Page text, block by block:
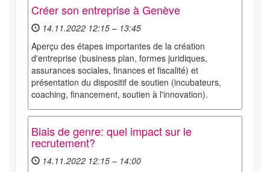
Créer son entreprise à Genève
14.11.2022 12:15 – 13:45
Aperçu des étapes importantes de la création
d'entreprise (business plan, formes juridiques,
assurances sociales, finances et fiscalité) et
présentation du dispositif de soutien (incubateurs,
coaching, financement, soutien à l'innovation).
Biais de genre: quel impact sur le
recrutement?
14.11.2022 12:15 – 14:00